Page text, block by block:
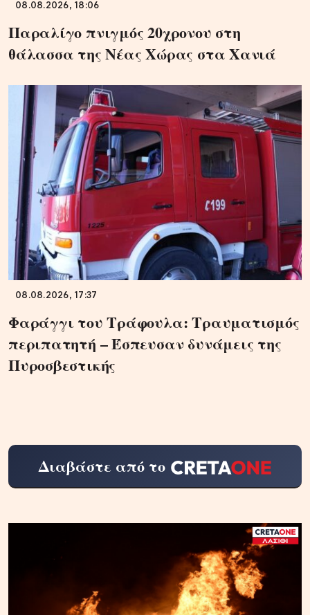
08.08.2026, 18:06
Παραλίγο πνιγμός 20χρονου στη
θάλασσα της Νέας Χώρας στα Χανιά
08.08.2026, 17:37
Φαράγγι του Τράφουλα: Τραυματισμός
περιπατητή – Έσπευσαν δυνάμεις της
Πυροσβεστικής
Διαβάστε από το